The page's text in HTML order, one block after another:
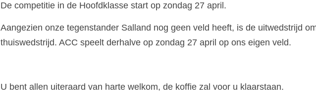
De competitie in de Hoofdklasse start op zondag 27 april.
Aangezien onze tegenstander Salland nog geen veld heeft, is de uitwedstrijd
thuiswedstrijd. ACC speelt derhalve op zondag 27 april op ons eigen veld.
U bent allen uiteraard van harte welkom, de koffie zal voor u klaarstaan.